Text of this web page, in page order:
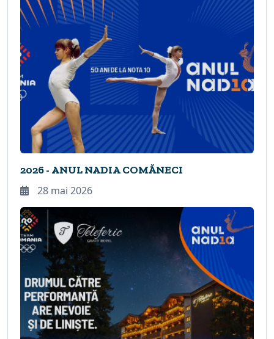
2026 - ANUL NADIA COMĂNECI
28 mai 2026